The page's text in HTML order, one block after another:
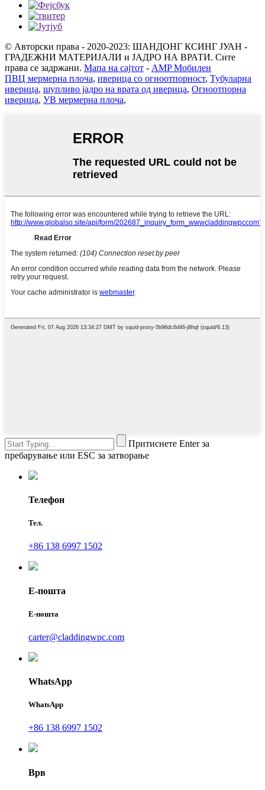
© Авторски права - 2020-2023: ШАНДОНГ КСИНГ ЈУАН -
ГРАДЕЖНИ МАТЕРИЈАЛИ и ЈАДРО НА ВРАТИ. Сите
права се задржани. Мапа на сајтот - AMP Мобилен
ПВЦ мермерна плоча, иверица со огноотпорност, Тубуларна
иверица, шупливо јадро на врата од иверица, Огноотпорна
иверица, УВ мермерна плоча,
Притиснете Enter за
пребарување или ESC за затворање
Телефон
Тел.
+86 138 6997 1502
Е-пошта
Е-пошта
carter@claddingwpc.com
WhatsApp
WhatsApp
+86 138 6997 1502
Врв